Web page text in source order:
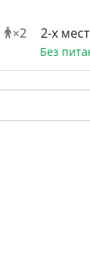
×2 2-x
Без